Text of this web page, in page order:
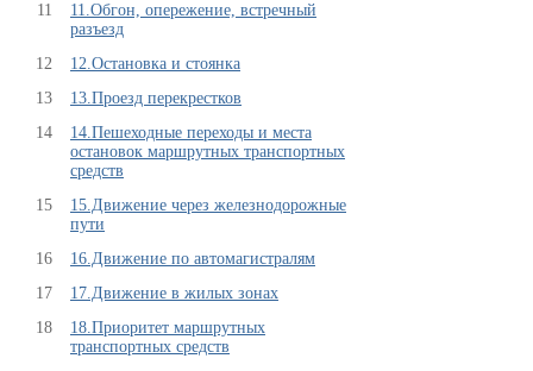
11
11.Обгон, опережение, встречный
разъезд
12
12.Остановка и стоянка
13
13.Проезд перекрестков
14
14.Пешеходные переходы и места
остановок маршрутных транспортных
средств
15
15.Движение через железнодорожные
пути
16
16.Движение по автомагистралям
17
17.Движение в жилых зонах
18
18.Приоритет маршрутных
транспортных средств